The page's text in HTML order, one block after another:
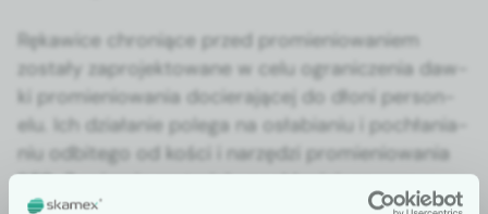
Rękaw­ice chroniące przed promieniowaniem
zostały zapro­jek­towane w celu ograniczenia daw­
ki promieniowa­nia docier­a­jącej do dłoni per­son­
elu. Ich dzi­ałanie pole­ga na osłabi­a­n­iu i pochła­ni­a­
n­iu odbitego od koś­ci i narzędzi promieniowa­nia
RTG. Zaw­ier­a­ją mate­ri­ały pochła­ni­a­jące